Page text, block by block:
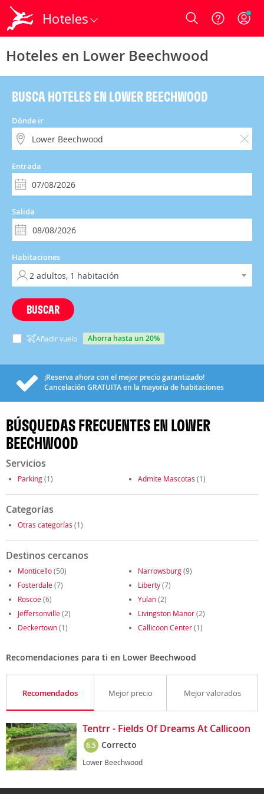
Hoteles Login
Hoteles en Lower Beechwood
BUSCA HOTELES EN LOWER BEECHWOOD
Dónde ir
Entrada
Salida
Habitaciones
BUSCAR
Añadir vuelo ahorra hasta un 20%
¡Reserva ahora con el mejor precio garantizado!
Cancelación GRATUITAen la mayoría de habitaciones
BÚSQUEDAS FRECUENTES EN LOWER
BEECHWOOD
Servicios
Parking(1) Admite Mascotas (1)
Categorías
Otras categorías (1)
Destinos cercanos
Monticello(50) Narrowsburg(9)
Fosterdale(7) Liberty(7)
Roscoe(6) Yulan(2)
Jeffersonville(2) Livingston Manor(2)
Deckertown(1) Callicoon Center(1)
Recomendaciones para ti en Lower Beechwood
Recomendados Mejor precio Mejor valorados
Tentrr - Fields Of Dreams At Callicoon
6.5 Correcto
Lower Beechwood